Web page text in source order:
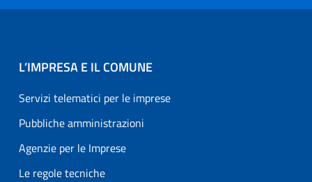
L’IMPRESA E IL COMUNE
Servizi telematici per le imprese
Pubbliche amministrazioni
Agenzie per le Imprese
Le regole tecniche